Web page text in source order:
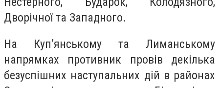
Дворічної та Западного.
На Куп’янському та Лиманському
напрямках противник провів декілька
безуспішних наступальних дій в районах